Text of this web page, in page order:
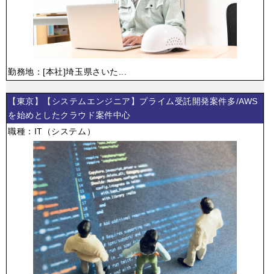
勤務地：[本社]埼玉県さいた...
【東京】【システムエンジニア】プライム受託開発案件多/AWS
を始めとしたクラウド案件中心
職種：IT（システム）